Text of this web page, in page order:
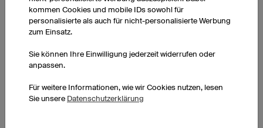
WIE FEIERT IHR NACH EINEM SIEG?
mit den Jungs und nutzt die Zeit der guten Laune aus.
WAS BEDEUTET OWAYO FÜR EUCH?
kommen Cookies und mobile IDs sowohl für
personalisierte als auch für nicht-personalisierte Werbung
zum Einsatz.
Sie können Ihre Einwilligung jederzeit widerrufen oder
anpassen.
Für weitere Informationen, wie wir Cookies nutzen, lesen
Sie unsere Datenschutzerklärung